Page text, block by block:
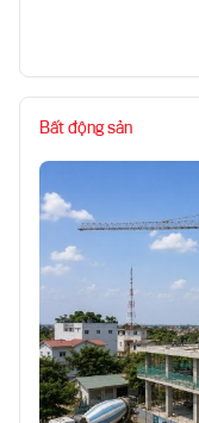
Bất động sản